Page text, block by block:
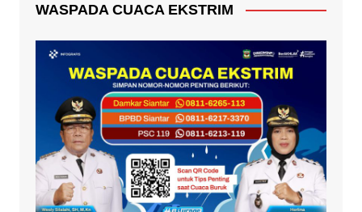
WASPADA CUACA EKSTRIM